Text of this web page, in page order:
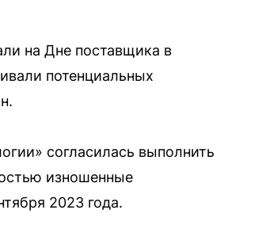
на Дне поставщика в
потенциальных
согласилась выполнить
изношенные
2023 года.